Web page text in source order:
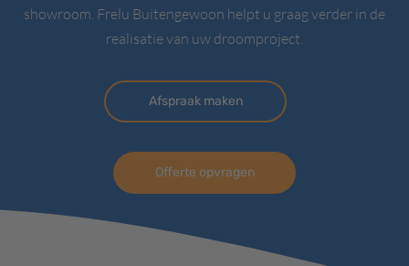
showroom. Frelu Buitengewoon helpt u graag verder in de
realisatie van uw droomproject.
Afspraak maken
Offerte opvragen